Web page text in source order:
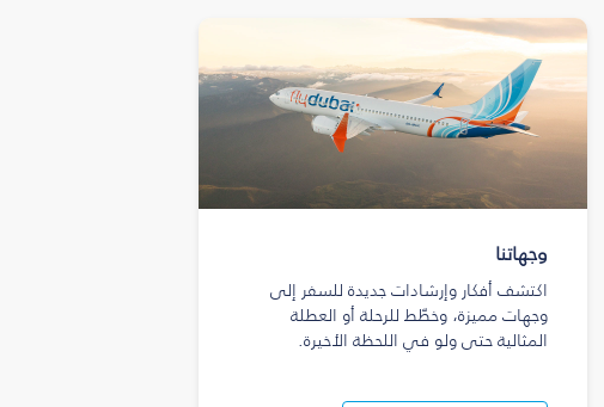
وجهاتنا
اكتشف أفكار وإرشادات جديدة للسفر إلى
وجهات مميزة، وخطّط للرحلة أو العطلة
المثالية حتى ولو في اللحظة الأخيرة.